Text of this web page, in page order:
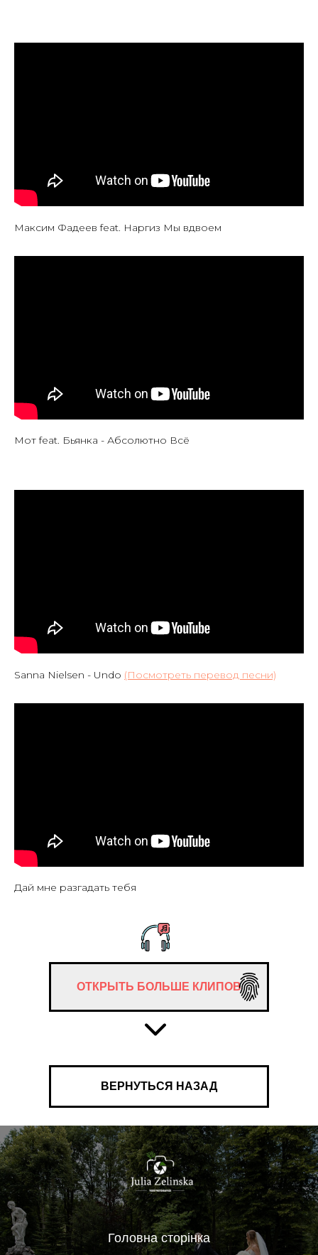
Максим Фадеев feat. Наргиз Мы вдвоем
Мот feat. Бьянка - Абсолютно Всё
Sanna Nielsen - Undo (Посмотреть перевод песни)
Дай мне разгадать тебя
ОТКРЫТЬ БОЛЬШЕ КЛИПОВ
ВЕРНУТЬСЯ НАЗАД
Головна сторінка